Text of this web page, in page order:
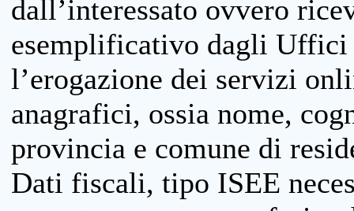
dall’interessato ovvero
esemplificativo dagli
l’erogazione dei servizi
anagrafici, ossia nome,
provincia e comune di
Dati fiscali, tipo ISEE